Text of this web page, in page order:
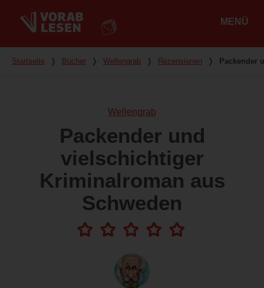
MENÜ
Du bist hier
Startseite ❭ Bücher ❭ Wellengrab ❭ Rezensionen ❭ Packender
Wellengrab
Packender und
vielschichtiger
Kriminalroman aus
Schweden